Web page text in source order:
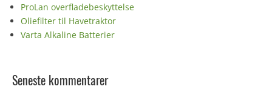
ProLan overfladebeskyttelse
Oliefilter til Havetraktor
Varta Alkaline Batterier
Seneste kommentarer